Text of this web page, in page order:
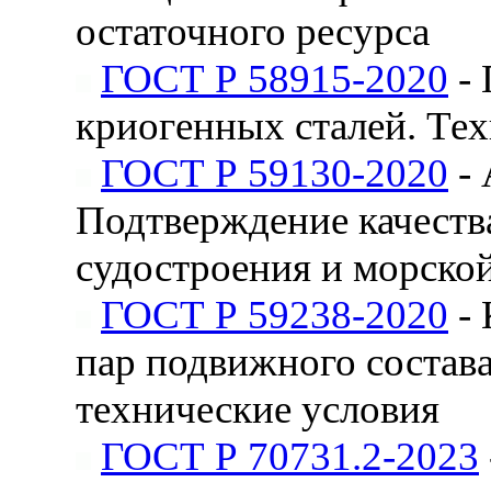
остаточного ресурса
ГОСТ Р 58915-2020 -
криогенных сталей.
ГОСТ Р 59130-2020 -
Подтверждение
судостроения и
ГОСТ Р 59238-2020 -
пар подвижного
технические условия
ГОСТ Р 70731.2-2023